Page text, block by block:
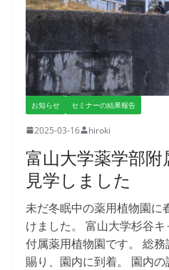
お知らせ セミナーの結果報告
2025-03-16 hiroki
富山大学薬学部附
見学しました
未だ冬眠中の薬用植物園に
けました。 富山大学杉谷
付属薬用植物園です。 総
賜り、園内に到着。 園内